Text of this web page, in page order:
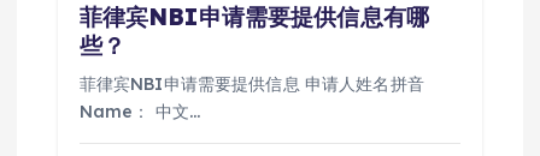
菲律宾NBI申请需要提供信息有哪
些？
菲律宾NBI申请需要提供信息 申请人姓名拼音
Name： 中文…